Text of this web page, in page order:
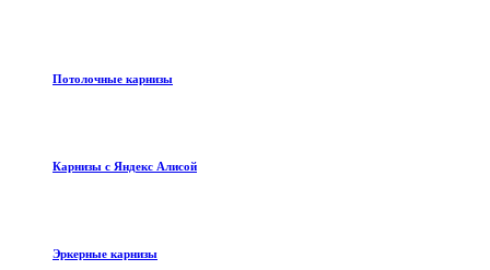
Потолочные карнизы
Карнизы с Яндекс Алисой
Эркерные карнизы